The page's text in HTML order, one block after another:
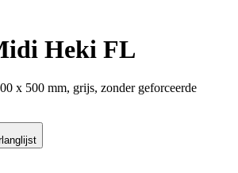
Heki FL
x 500 mm, grijs, zonder geforceerde